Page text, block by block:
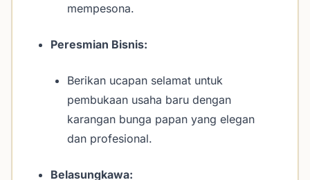
mempesona.
Peresmian Bisnis:
Berikan ucapan selamat untuk
pembukaan usaha baru dengan
karangan bunga papan yang elegan
dan profesional.
Belasungkawa: